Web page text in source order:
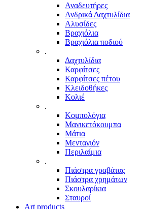
Αναδευτήρες
Ανδρικά Δαχτυλίδια
Αλυσίδες
Βραχιόλια
Βραχιόλια ποδιού
.
Δαχτυλίδια
Καρφίτσες
Καρφίτσες πέτου
Κλειδοθήκες
Κολιέ
.
Κομπολόγια
Μανικετόκουμπα
Μάτια
Μενταγιόν
Περιλαίμια
.
Πιάστρα γραβάτας
Πιάστρα χρημάτων
Σκουλαρίκια
Σταυροί
Art products